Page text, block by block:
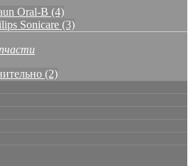
Oral-B (4)
Sonicare (3)
(2)